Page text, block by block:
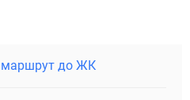
до ЖК